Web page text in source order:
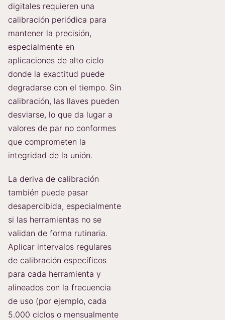
digitales requieren una
calibración periódica para
mantener la precisión,
especialmente en
aplicaciones de alto ciclo
donde la exactitud puede
degradarse con el tiempo. Sin
calibración, las llaves pueden
desviarse, lo que da lugar a
valores de par no conformes
que comprometen la
integridad de la unión.
La deriva de calibración
también puede pasar
desapercibida, especialmente
si las herramientas no se
validan de forma rutinaria.
Aplicar intervalos regulares
de calibración específicos
para cada herramienta y
alineados con la frecuencia
de uso (por ejemplo, cada
5.000 ciclos o mensualmente